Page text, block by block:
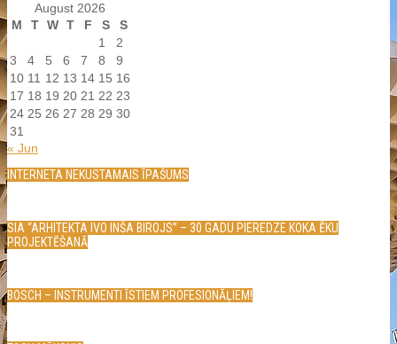
August 2026
M
T W T F S
S
1
2
3
4 5 6 7 8
9
10 11 12 13 14 15 16
17 18 19 20 21 22 23
24 25 26 27 28 29 30
31
« Jun
INTERNETA NEKUSTAMAIS ĪPAŠUMS
SIA “ARHITEKTA IVO INŠA BIROJS” – 30 GADU PIEREDZE KOKA ĒKU
PROJEKTĒŠANĀ
BOSCH – INSTRUMENTI ĪSTIEM PROFESIONĀĻIEM!